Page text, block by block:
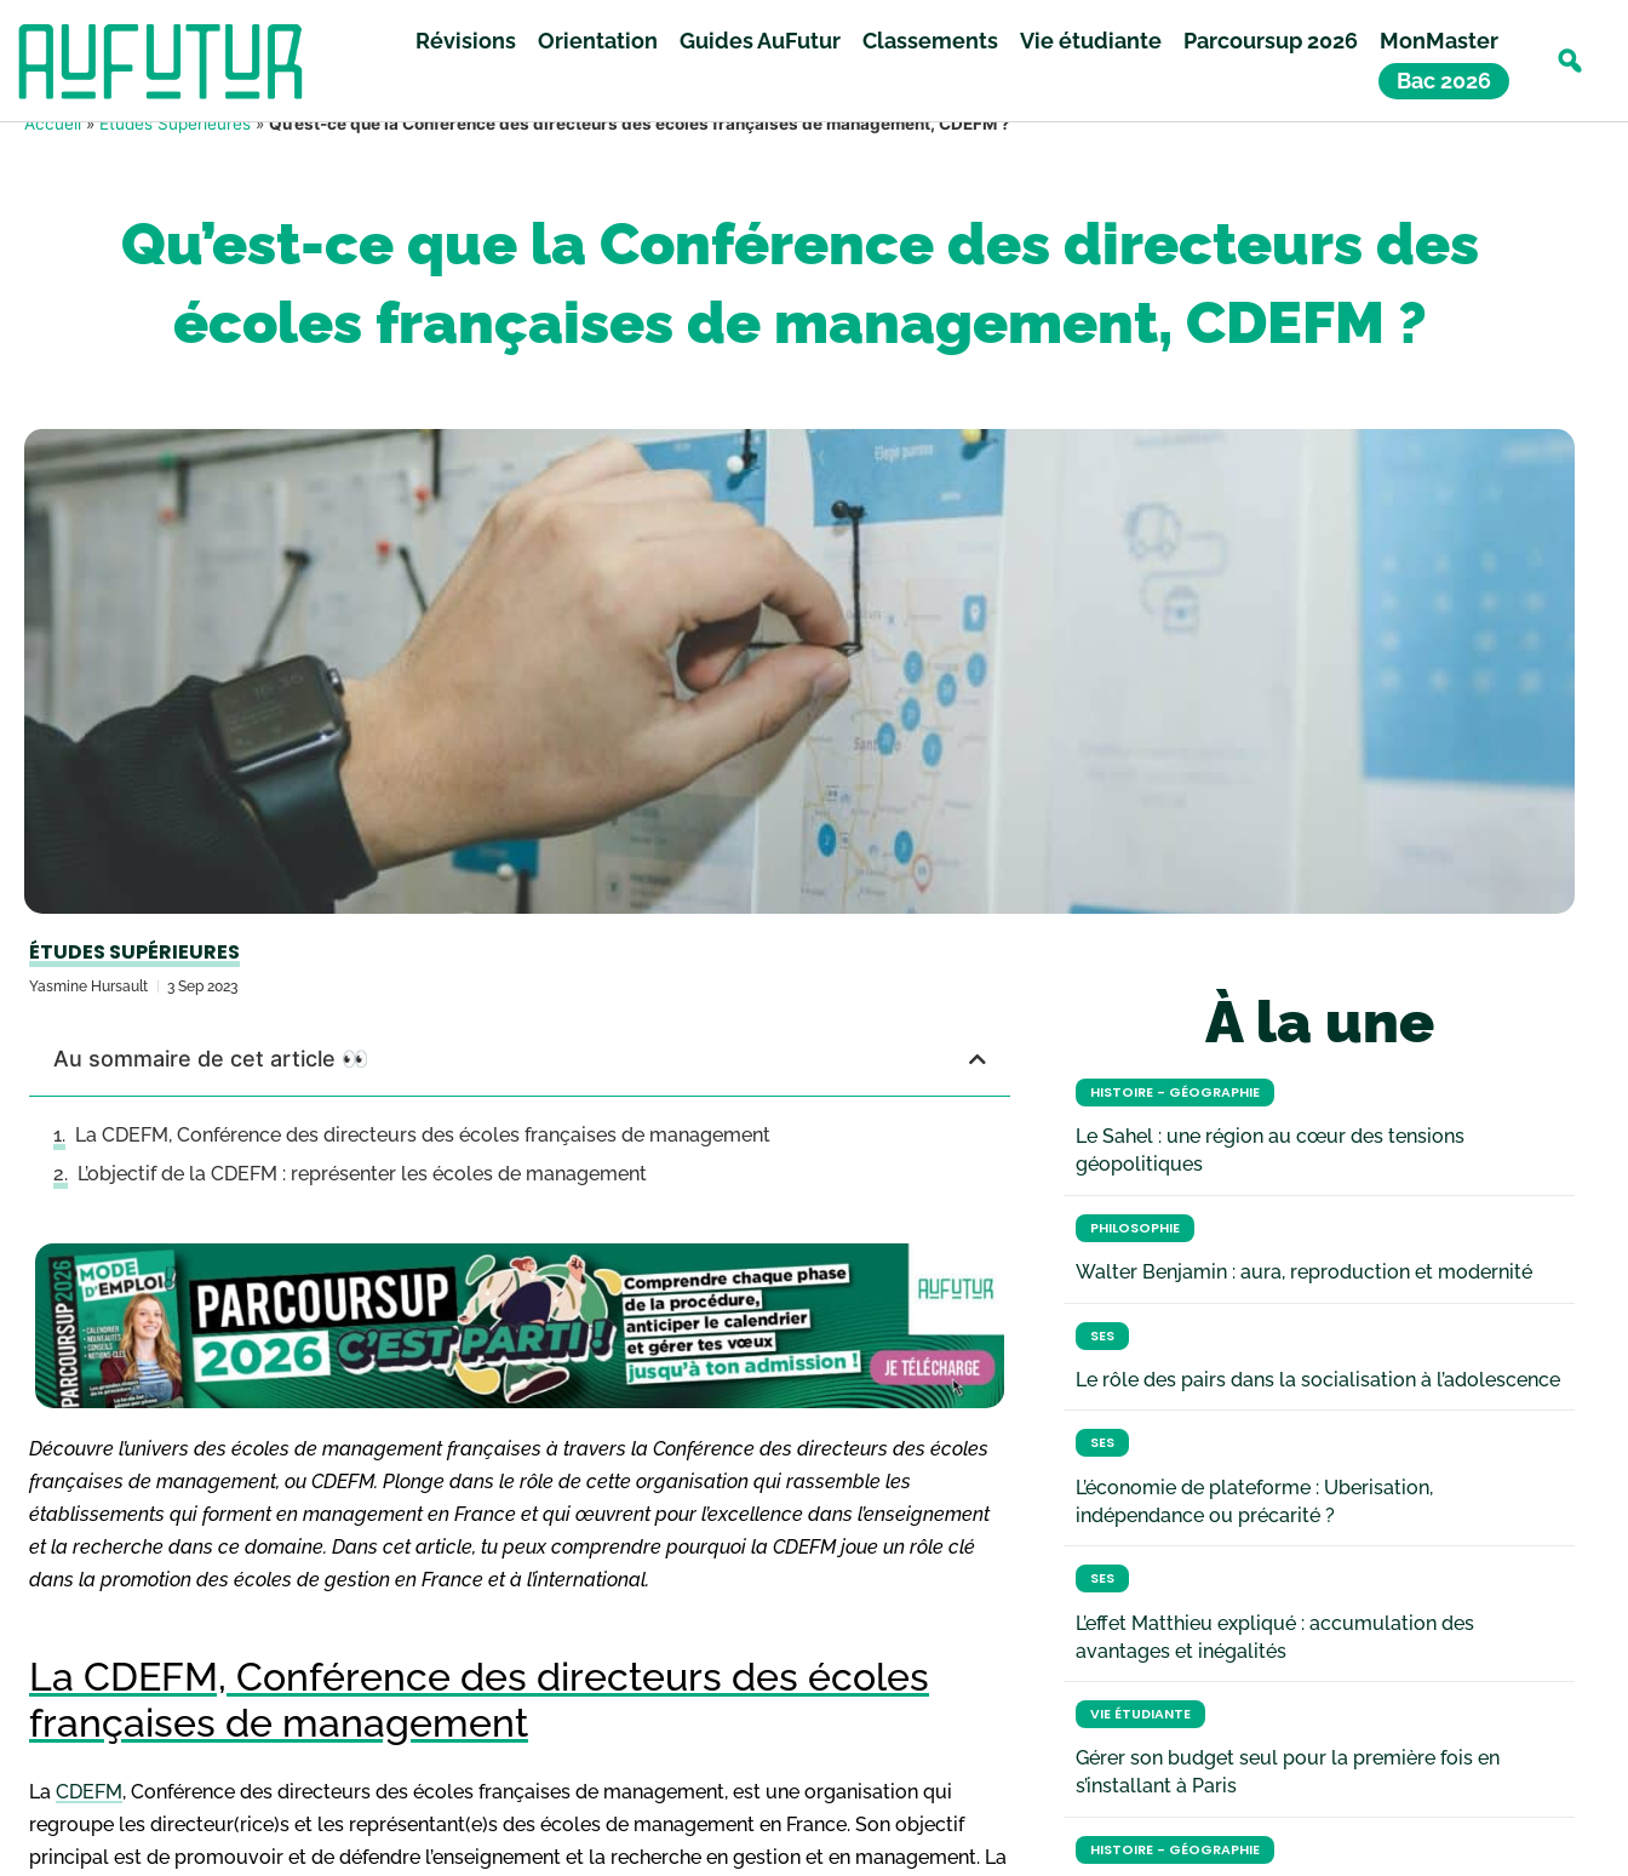
Révisions Orientation Guides AuFutur Classements Vie étudiante Parcoursup 2026
MonMaster
Bac 2026
Accueil»Études Supérieures»Qu’est-ce que la Conférence des directeurs des écoles françaises de management, CDEFM ?
Qu’est-ce que la Conférence des directeurs des
écoles françaises de management, CDEFM ?
ÉTUDES SUPÉRIEURES
Yasmine Hursault 3 Sep 2023
Au sommaire de cet article 👀
La CDEFM, Conférence des directeurs des écoles françaises de management
L’objectif de la CDEFM : représenter les écoles de management
Découvre l’univers des écoles de management françaises à travers la Conférence des directeurs des écoles
françaises de management, ou CDEFM. Plonge dans le rôle de cette organisation qui rassemble les
établissements qui forment en management en France et qui œuvrent pour l’excellence dans l’enseignement
et la recherche dans ce domaine. Dans cet article, tu peux comprendre pourquoi la CDEFM joue un rôle clé
dans la promotion des écoles de gestion en France et à l’international.
La CDEFM, Conférence des directeurs des écoles
françaises de management
La CDEFM, Conférence des directeurs des écoles françaises de management, est une organisation qui
regroupe les directeur(rice)s et les représentant(e)s des écoles de management en France. Son objectif
principal est de promouvoir et de défendre l’enseignement et la recherche en gestion et en management. La
À la une
HISTOIRE - GÉOGRAPHIE
Le Sahel : une région au cœur des tensions
géopolitiques
PHILOSOPHIE
Walter Benjamin : aura, reproduction et modernité
SES
Le rôle des pairs dans la socialisation à l’adolescence
SES
L’économie de plateforme : Uberisation,
indépendance ou précarité ?
SES
L’effet Matthieu expliqué : accumulation des
avantages et inégalités
VIE ÉTUDIANTE
Gérer son budget seul pour la première fois en
s’installant à Paris
HISTOIRE - GÉOGRAPHIE